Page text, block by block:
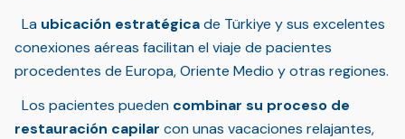
La ubicación estratégicade Türkiye y sus excelentes
conexiones aéreas facilitan el viaje de pacientes
procedentes de Europa, Oriente Medio y otras regiones.
Los pacientes pueden combinar su proceso de
restauración capilar con unas vacaciones relajantes,